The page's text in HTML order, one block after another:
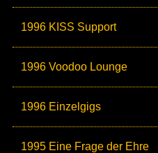
1996 KISS Support
1996 Voodoo Lounge
1996 Einzelgigs
1995 Eine Frage der Ehre